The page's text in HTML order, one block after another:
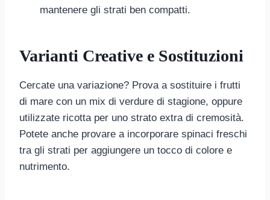
mantenere gli strati ben compatti.
Varianti Creative e Sostituzioni
Cercate una variazione? Prova a sostituire i frutti
di mare con un mix di verdure di stagione, oppure
utilizzate ricotta per uno strato extra di cremosità.
Potete anche provare a incorporare spinaci freschi
tra gli strati per aggiungere un tocco di colore e
nutrimento.